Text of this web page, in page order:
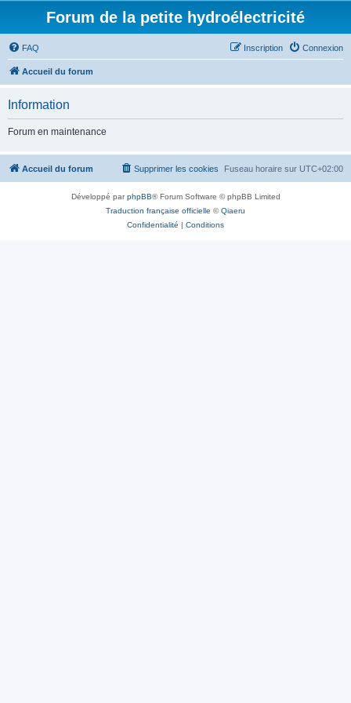
Forum de la petite hydroélectricité
FAQ Connexion
Inscription
Accueil du forum
Information
Forum en maintenance
Accueil du forum Fuseau horaire sur UTC+02:00
Supprimer les cookies
Développé parphpBB® Forum Software © phpBB Limited
Traduction française officielle ©Qiaeru
Confidentialité | Conditions